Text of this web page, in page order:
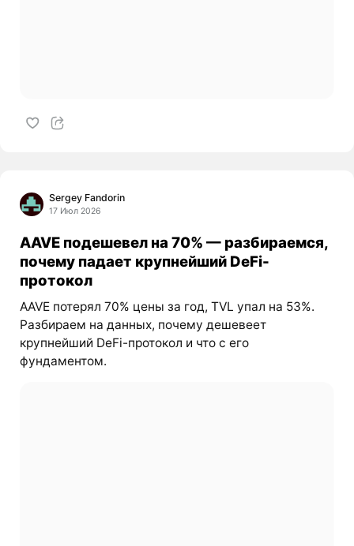
Sergey Fandorin
17 Июл 2026
AAVE подешевел на 70% — разбираемся,
почему падает крупнейший DeFi-
протокол
AAVE потерял 70% цены за год, TVL упал на 53%.
Разбираем на данных, почему дешевеет
крупнейший DeFi-протокол и что с его
фундаментом.